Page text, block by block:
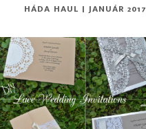
HÁDA HAUL | JANUÁR 2017